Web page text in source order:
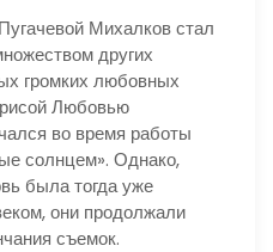
Михалков стал
других
громких любовных
Любовью
во время работы
солнцем». Однако,
была тогда уже
они продолжали
съемок.